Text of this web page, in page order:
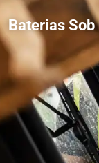
Baterias Sob